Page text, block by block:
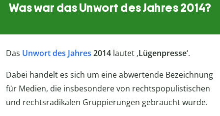
Was war das Unwort des Jahres 2014?
Das Unwort des Jahres 2014 lautet ‚Lügenpresse‘.
Dabei handelt es sich um eine abwertende Bezeichnung
für Medien, die insbesondere von rechtspopulistischen
und rechtsradikalen Gruppierungen gebraucht wurde.